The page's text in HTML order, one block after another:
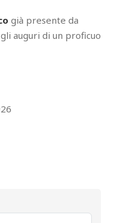
già presente da
auguri di un proficuo